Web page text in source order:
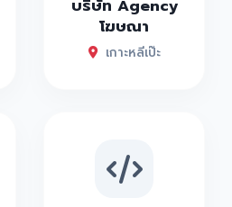
บริษัท Agency
โฆษณา
เกาะหลีเป๊ะ